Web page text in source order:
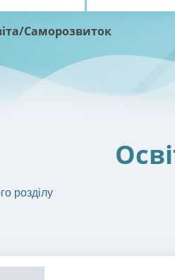
Саморозвиток
розділу